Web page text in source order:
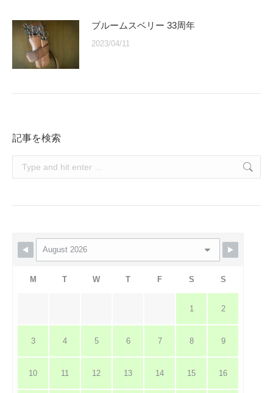
ブルームスベリー 33周年
2023/04/11
記事を検索
Search:
M T W T F S S
1 2
3 4 5 6 7 8 9
10 11 12 13 14 15 16